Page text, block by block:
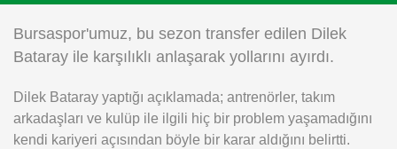
Instagram
iOS
Bursaspor'umuz, bu sezon transfer edilen Dilek
Bataray ile karşılıklı anlaşarak yollarını ayırdı.
Dilek Bataray yaptığı açıklamada; antrenörler, takım
arkadaşları ve kulüp ile ilgili hiç bir problem yaşamadığını
kendi kariyeri açısından böyle bir karar aldığını belirtti.